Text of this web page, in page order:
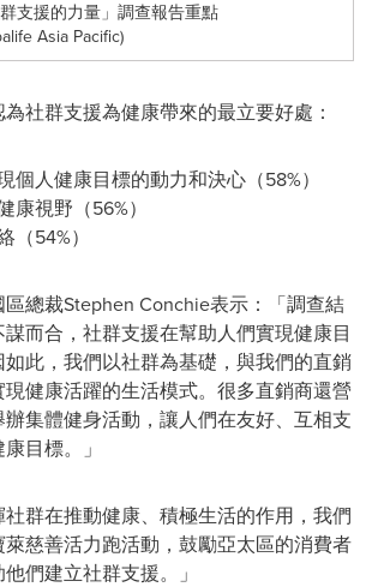
支援的力量」調查報告重點
Asia Pacific)
社群支援為健康帶來的最立要好處：
個人健康目標的動力和決心（58%）
康視野（56%）
（54%）
總裁Stephen Conchie表示：「調查結
而合，社群支援在幫助人們實現健康目
此，我們以社群為基礎，與我們的直銷
健康活躍的生活模式。很多直銷商還營
集體健身活動，讓人們在友好、 互相支
目標。」
社群在推動健康、積極生活的作用，我們
慈善活力跑活動，鼓勵亞太區的消費者
們建立社群支援。」